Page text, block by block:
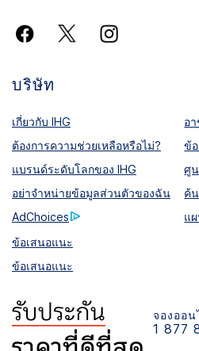
บริษัท
เกี่ยวกับ IHG
อ
ต้องการความช่วยเหลือหรือไม่?
ข้
แบรนด์ระดับโลกของ IHG
ศู
อย่าจำหน่ายข้อมูลส่วนตัวของฉัน
ค้
AdChoices
แ
ข้อเสนอแนะ
ข้อเสนอแนะ
จองออ
1 877